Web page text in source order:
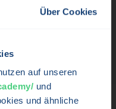
Über Cookies
auf unseren
und
und ähnliche